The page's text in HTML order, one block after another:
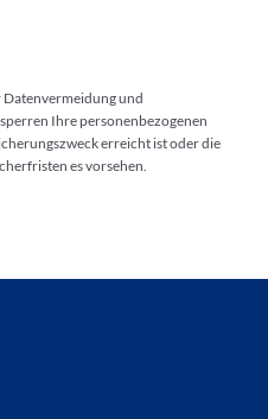
Datenvermeidung und
Ihre personenbezogenen
erreicht ist oder die
es vorsehen.